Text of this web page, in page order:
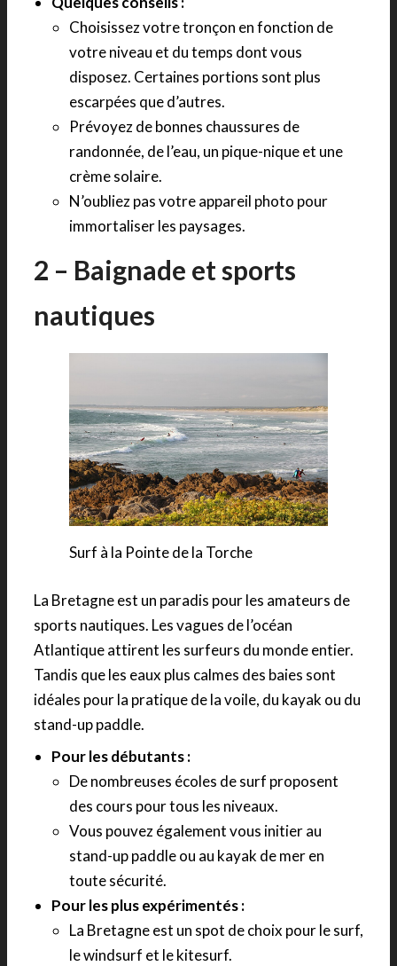
Choisissez votre tronçon en fonction de
votre niveau et du temps dont vous
disposez. Certaines portions sont plus
escarpées que d’autres.
Prévoyez de bonnes chaussures de
randonnée, de l’eau, un pique-nique et une
crème solaire.
N’oubliez pas votre appareil photo pour
immortaliser les paysages.
2 – Baignade et sports
nautiques
Surf à la Pointe de la Torche
La Bretagne est un paradis pour les amateurs de
sports nautiques. Les vagues de l’océan
Atlantique attirent les surfeurs du monde entier.
Tandis que les eaux plus calmes des baies sont
idéales pour la pratique de la voile, du kayak ou du
stand-up paddle.
Pour les débutants :
De nombreuses écoles de surf proposent
des cours pour tous les niveaux.
Vous pouvez également vous initier au
stand-up paddle ou au kayak de mer en
toute sécurité.
Pour les plus expérimentés :
La Bretagne est un spot de choix pour le surf,
le windsurf et le kitesurf.